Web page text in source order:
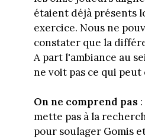
étaient déjà présents
exercice. Nous ne
constater que la
A part l'ambiance au
ne voit pas ce qui
On ne comprend pas
mette pas à la
pour soulager Gomis